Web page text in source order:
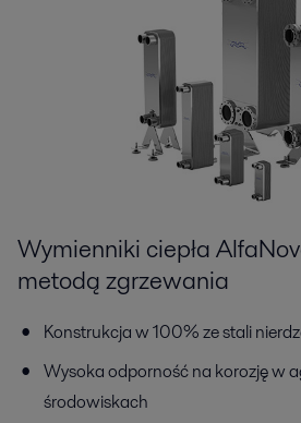
Wymienniki ciepła
metodą zgrzewania
Konstrukcja w 100% ze stali
Wysoka odporność na korozję w
środowiskach